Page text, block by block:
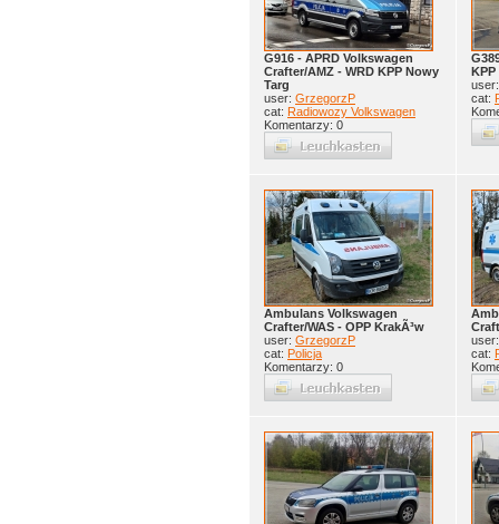
G916 - APRD Volkswagen
Crafter/AMZ - WRD KPP Nowy
Targ
user: GrzegorzP
cat: Radiowozy Volkswagen
Komentarzy: 0
cat:
Ambulans Volkswagen
Crafter/WAS - OPP KrakÃ³w
user: GrzegorzP
cat: Policja
Komentarzy: 0
cat: